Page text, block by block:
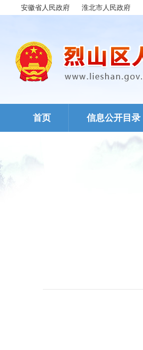
安徽省人民政府 淮北市人民政府
首页 信息公开目录